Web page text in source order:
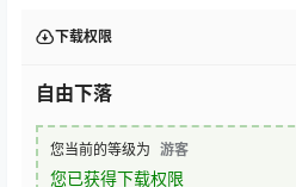
下载权限
自由下落
您当前的等级为 游客
您已获得下载权限